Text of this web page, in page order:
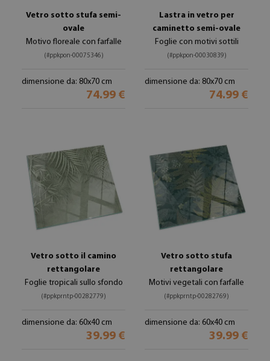
Vetro sotto stufa semi-
ovale
Motivo floreale con farfalle
(#ppkpon-00075346)
dimensione da: 80x70 cm
74.99 €
Lastra in vetro per
caminetto semi-ovale
Foglie con motivi sottili
(#ppkpon-00030839)
dimensione da: 80x70 cm
74.99 €
Vetro sotto il camino
rettangolare
Foglie tropicali sullo sfondo
(#ppkprntp-00282779)
dimensione da: 60x40 cm
39.99 €
Vetro sotto stufa
rettangolare
Motivi vegetali con farfalle
(#ppkprntp-00282769)
dimensione da: 60x40 cm
39.99 €